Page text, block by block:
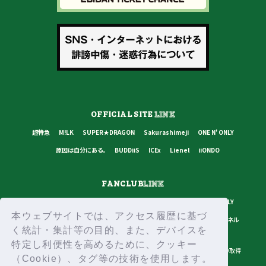
本ウェブサイトでは、アクセス履歴に基づ
く統計・集計等の目的、また、デバイスを
特定し利便性を高めるために、クッキー
（Cookie）、タグ等の技術を使用します。
OFFICIAL SITELINK
超特急 M!LK SUPER★DRAGON Sakurashimeji
ONE N' ONLY
原因は自分にある。
BUDDiiS ICEx Lienel iiONDO
FANCLUBLINK
ONE N' ONLY
原因は自分にある。
BUDDiiS ICEx Lienel スターダストチャンネル
プライバシーポリシー ご利用規約 推奨環境 ヘルプ・お問い合わせ
ID取得